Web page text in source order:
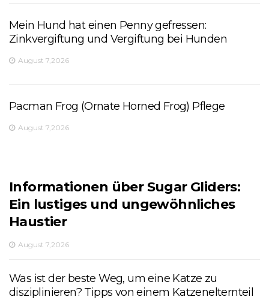
Mein Hund hat einen Penny gefressen:
Zinkvergiftung und Vergiftung bei Hunden
August 7,2026
Pacman Frog (Ornate Horned Frog) Pflege
August 7,2026
Informationen über Sugar Gliders:
Ein lustiges und ungewöhnliches
Haustier
August 7,2026
Was ist der beste Weg, um eine Katze zu
disziplinieren? Tipps von einem Katzenelternteil